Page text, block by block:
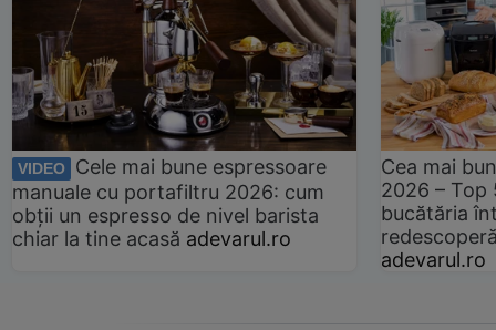
VIDEO
Cele mai bune espressoare
manuale cu portafiltru 2026: cum
obții un espresso de nivel barista
chiar la tine acasă adevarul.ro
Cea mai
2026 –
bucătăria
adevarul.ro